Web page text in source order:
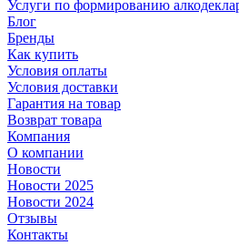
Услуги по формированию
Блог
Бренды
Как купить
Условия оплаты
Условия доставки
Гарантия на товар
Возврат товара
Компания
О компании
Новости
Новости 2025
Новости 2024
Отзывы
Контакты